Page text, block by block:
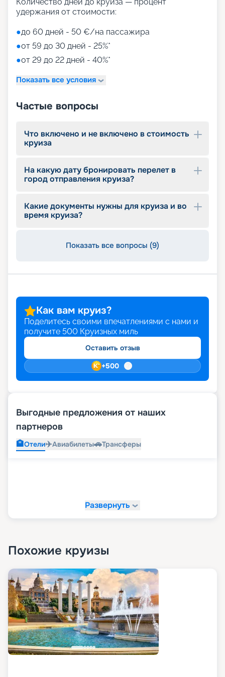
Aquapark (с открытыми игровыми
водными пушками, 3 водными горками с
эффектами виртуальной реальности)
мини-гольф и теннис
7 бассейнов
детский внутренний комплекс,
удержания от стоимости:
●до 60 дней - 50 €/на пассажира
●от 59 до 30 дней - 25%*
●от 29 до 22 дней - 40%*
Показать все условия
Частые вопросы
Что включено и не включено в стоимость
круиза
На какую дату бронировать перелет в
город отправления круиза?
Какие документы нужны для круиза и во
время круиза?
Показать все вопросы (9)
Как вам круиз?
Поделитесь своими впечатлениями с нами и
получите 500 Круизных миль
Оставить отзыв
+500
Выгодные предложения от наших
партнеров
🏨Отели✈️Авиабилеты🚗Трансферы
Развернуть
Похожие круизы